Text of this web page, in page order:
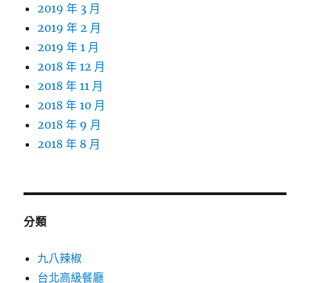
2019 年 3 月
2019 年 2 月
2019 年 1 月
2018 年 12 月
2018 年 11 月
2018 年 10 月
2018 年 9 月
2018 年 8 月
分類
九八辣椒
台北高級餐廳